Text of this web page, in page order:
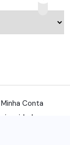
Minha Conta